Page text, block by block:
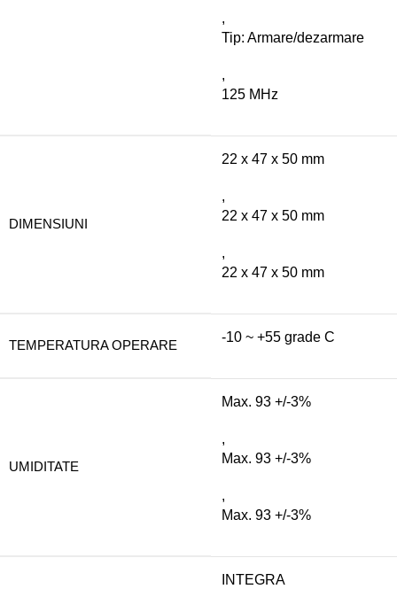
,
Tip: Armare/dezarmare
,
125 MHz
DIMENSIUNI
22 x 47 x 50 mm
,
22 x 47 x 50 mm
,
22 x 47 x 50 mm
TEMPERATURA OPERARE
-10 ~ +55 grade C
UMIDITATE
Max. 93 +/-3%
,
Max. 93 +/-3%
,
Max. 93 +/-3%
INTEGRA